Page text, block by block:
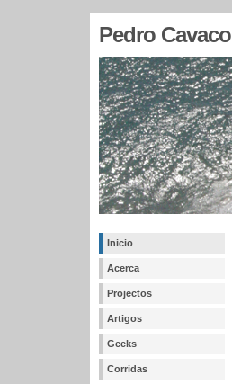
Pedro Cavaco
Inicio
Acerca
Projectos
Artigos
Geeks
Corridas